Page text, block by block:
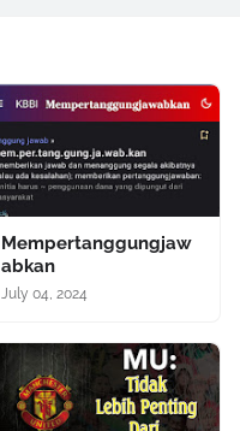
Mempertanggungjaw
abkan
July 04, 2024